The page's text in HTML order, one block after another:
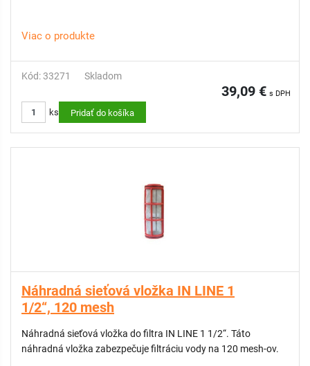
Viac o produkte
Kód: 33271 Skladom
39,09 € s DPH
ks Pridať do košíka
Náhradná sieťová vložka IN LINE 1
1/2“, 120 mesh
Náhradná sieťová vložka do filtra IN LINE 1 1/2“. Táto
náhradná vložka zabezpečuje filtráciu vody na 120 mesh-ov.